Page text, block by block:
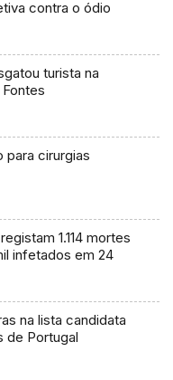
contra o ódio
turista na
para cirurgias
1.114 mortes
infetados em 24
na lista candidata
de Portugal